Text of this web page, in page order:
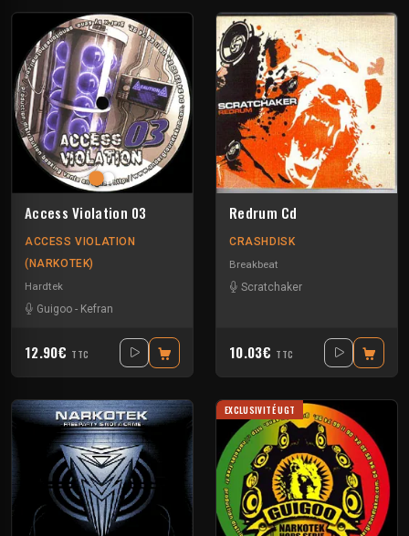
Access Violation 03
ACCESS VIOLATION
(NARKOTEK)
Hardtek
Guigoo - Kefran
12.90€ TTC
Redrum Cd
CRASHDISK
Breakbeat
Scratchaker
10.03€ TTC
EXCLUSIVITÉ UGT